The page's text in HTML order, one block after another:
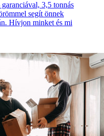
3,5 tonnás
segít önnek
Hívjon minket és mi